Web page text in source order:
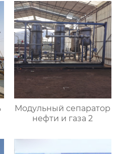
Модульный сепаратор
нефти и газа 2